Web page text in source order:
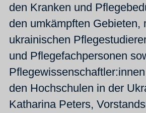
den Kranken und
den umkämpften Gebieten,
ukrainischen
und Pflegefachpersonen
den Hochschulen in der
Katharina Peters,